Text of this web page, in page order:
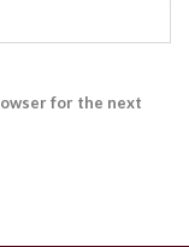
for the next